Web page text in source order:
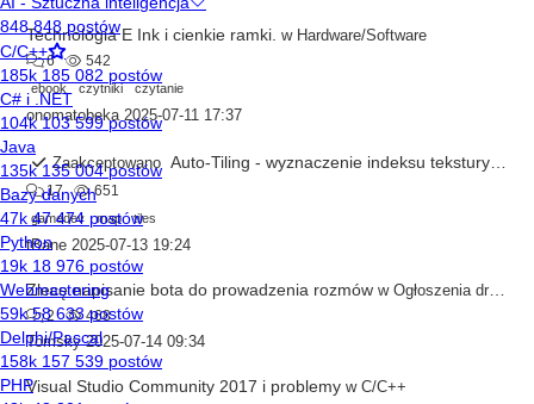
Technologia E Ink i cienkie ramki. w Hardware/Software
6
542
ebook
czytniki czytanie
onomatobeka 2025-07-11 17:37
Zaakceptowano Auto-Tiling - wyznaczenie indeksu teksturyw
17
651
gamedev
map tiles
tBane 2025-07-13 19:24
Zlecę napisanie bota do prowadzenia rozmów w Ogłoszenia drobne
2 468
Tomsky 2025-07-14 09:34
Visual Studio Community 2017 i problemy w C/C++